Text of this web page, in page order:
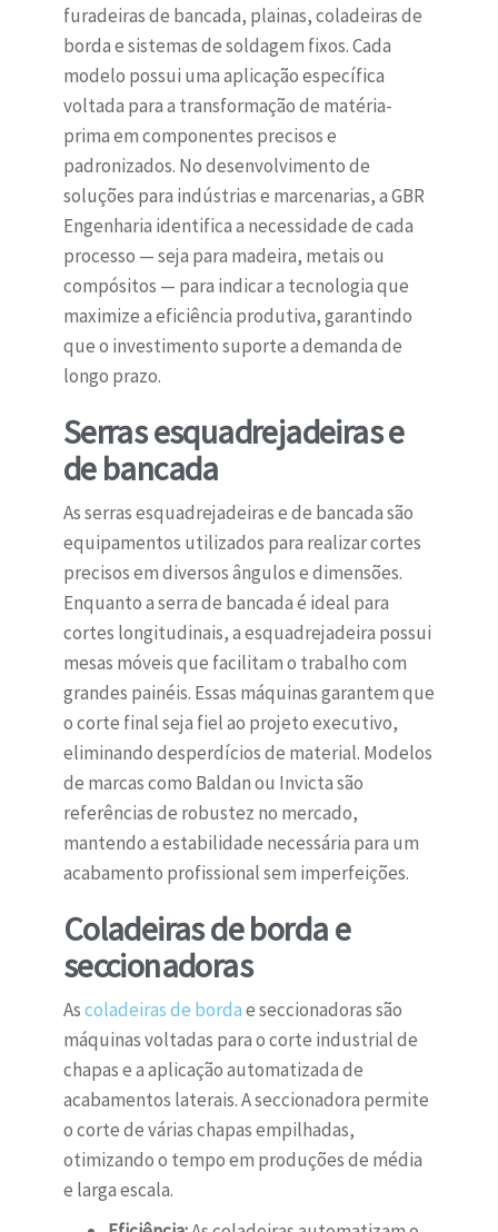
furadeiras de bancada, plainas, coladeiras de
borda e sistemas de soldagem fixos. Cada
modelo possui uma aplicação específica
voltada para a transformação de matéria-
prima em componentes precisos e
padronizados. No desenvolvimento de
soluções para indústrias e marcenarias, a GBR
Engenharia identifica a necessidade de cada
processo — seja para madeira, metais ou
compósitos — para indicar a tecnologia que
maximize a eficiência produtiva, garantindo
que o investimento suporte a demanda de
longo prazo.
Serras esquadrejadeiras e
de bancada
As serras esquadrejadeiras e de bancada são
equipamentos utilizados para realizar cortes
precisos em diversos ângulos e dimensões.
Enquanto a serra de bancada é ideal para
cortes longitudinais, a esquadrejadeira possui
mesas móveis que facilitam o trabalho com
grandes painéis. Essas máquinas garantem que
o corte final seja fiel ao projeto executivo,
eliminando desperdícios de material. Modelos
de marcas como Baldan ou Invicta são
referências de robustez no mercado,
mantendo a estabilidade necessária para um
acabamento profissional sem imperfeições.
Coladeiras de borda e
seccionadoras
Ascoladeiras de bordae seccionadoras são
máquinas voltadas para o corte industrial de
chapas e a aplicação automatizada de
acabamentos laterais. A seccionadora permite
o corte de várias chapas empilhadas,
otimizando o tempo em produções de média
e larga escala.